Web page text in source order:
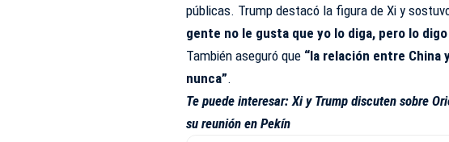
públicas. Trump destacó la figura de Xi y
gente no le gusta que yo lo diga, pero lo
También aseguró que “la relación entre China
nunca”.
Te puede interesar:Xi y Trump discuten sobre
su reunión en Pekín